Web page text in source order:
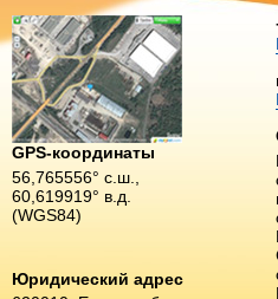
GPS-координаты
56,765556° с.ш.,
60,619919° в.д.
(WGS84)
Юридический адрес